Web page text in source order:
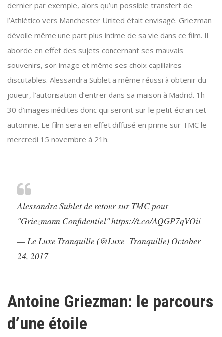
dernier par exemple, alors qu’un possible transfert de
l’Athlético vers Manchester United était envisagé. Griezman
dévoile même une part plus intime de sa vie dans ce film. Il
aborde en effet des sujets concernant ses mauvais
souvenirs, son image et même ses choix capillaires
discutables. Alessandra Sublet a même réussi à obtenir du
joueur, l’autorisation d’entrer dans sa maison à Madrid. 1h
30 d’images inédites donc qui seront sur le petit écran cet
automne. Le film sera en effet diffusé en prime sur TMC le
mercredi 15 novembre à 21h.
Alessandra Sublet de retour sur TMC pour
"Griezmann Confidentiel"https://t.co/AQGP7qVOii
— Le Luxe Tranquille (@Luxe_Tranquille) October
24, 2017
Antoine Griezman: le parcours
d’une étoile